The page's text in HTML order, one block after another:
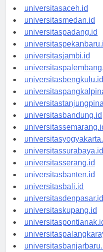
universitasaceh.id
universitasmedan.id
universitaspadang.id
universitasjambi.id
universitasbengkulu.id
universitasbandung.id
universitassurabaya.id
universitasserang.id
universitasbanten.id
universitasbali.id
universitasdenpasar.id
universitaskupang.id